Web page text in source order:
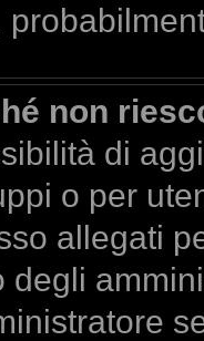
non
di
o per
allegati
degli